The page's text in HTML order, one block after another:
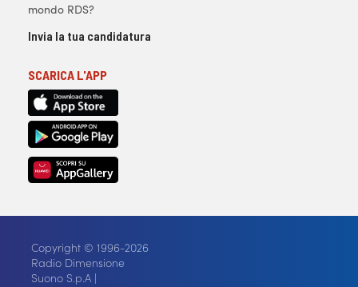
mondo RDS?
Invia la tua candidatura
SCARICA L'APP
Copyright © 1996-2026
Radio Dimensione
Suono S.p.A |